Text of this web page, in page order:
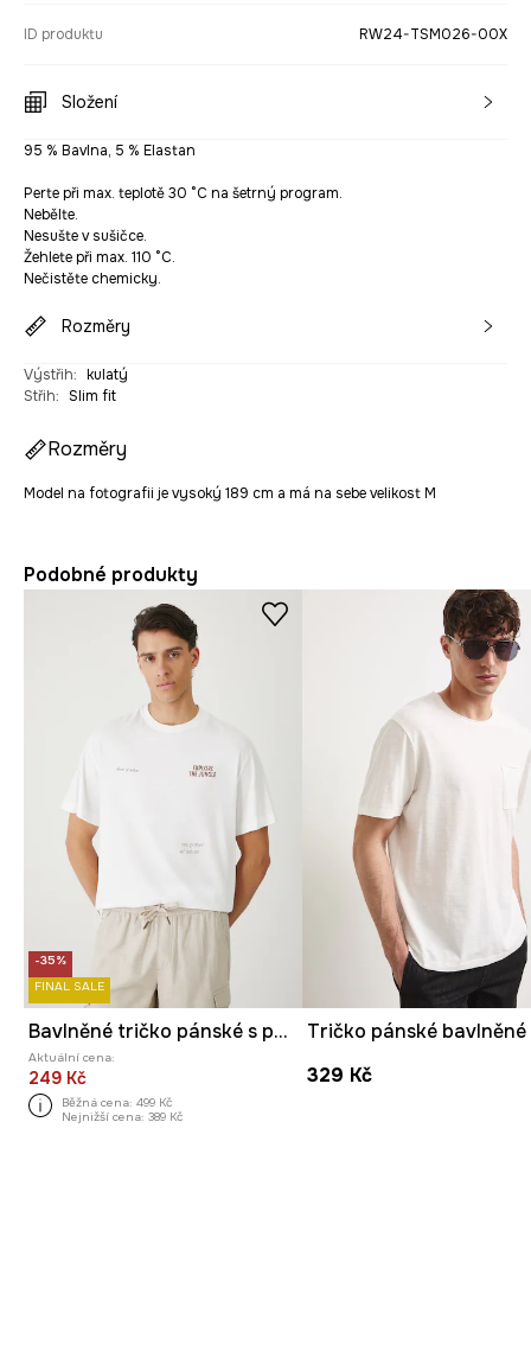
ID produktu RW24-TSM026-00X
Složení
95 % Bavlna, 5 % Elastan
Perte při max. teplotě 30 °C na šetrný program.
Nebělte.
Nesušte v sušičce.
Žehlete při max. 110 °C.
Nečistěte chemicky.
Rozměry
Výstřih: kulatý
Střih: Slim fit
Rozměry
Model na fotografii je vysoký 189 cm a má na sebe velikost M
Podobné produkty
-35%
FINAL SALE
Bavlněné tričko pánské s potisky
Aktuální cena:
249 Kč
Běžná cena: 499 Kč
Nejnižší cena: 389 Kč
Tričko pánské bavlněné
329 Kč